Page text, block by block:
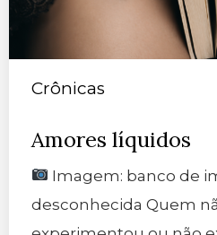
Crônicas
Amores líquidos
Imagem: banco de
desconhecida Quem